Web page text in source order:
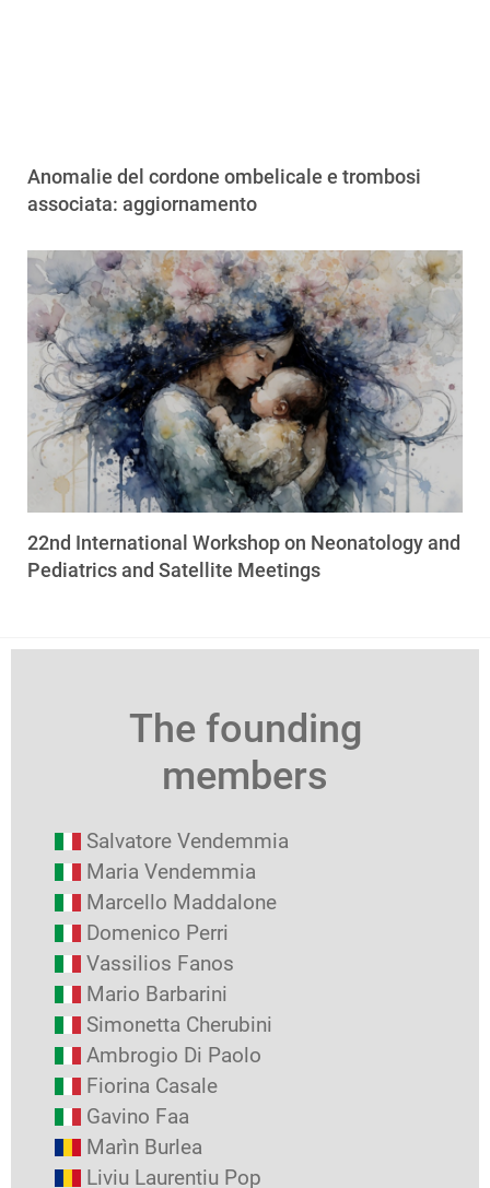
Anomalie del cordone ombelicale e trombosi
associata: aggiornamento
22nd International Workshop on Neonatology and
Pediatrics and Satellite Meetings
The founding
members
Salvatore Vendemmia
Maria Vendemmia
Marcello Maddalone
Domenico Perri
Vassilios Fanos
Mario Barbarini
Simonetta Cherubini
Ambrogio Di Paolo
Fiorina Casale
Gavino Faa
Marìn Burlea
Liviu Laurentiu Pop